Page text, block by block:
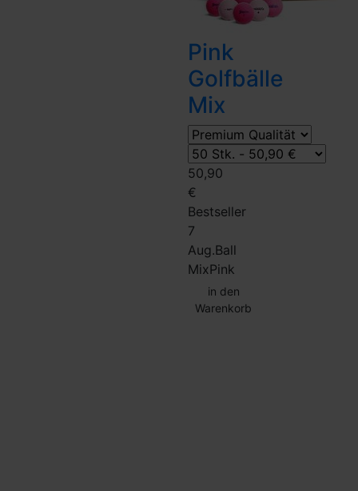
Pink
Golfbälle
Mix
50,90
€
Bestseller
7
Aug.Ball
MixPink
in den
Warenkorb